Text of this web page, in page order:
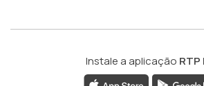
Instale a aplicação RTP